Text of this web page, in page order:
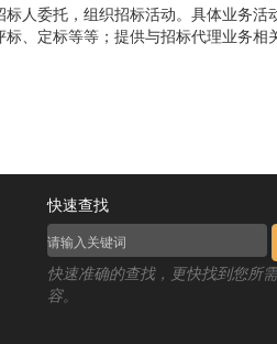
人委托，组织招标活动。具体业务活
、定标等等；提供与招标代理业务相
快速查找
快速准确的查找，更快找到您所
容。